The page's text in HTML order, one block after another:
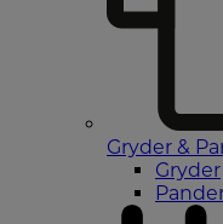
Gryder &
Gryder